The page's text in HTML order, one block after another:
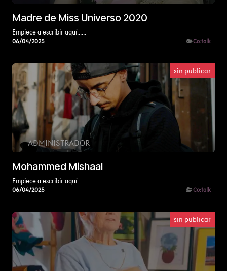
Madre de Miss Universo 2020
Empiece a escribir aquí......
06/04/2025 Co:talk
ADMINISTRADOR
Mohammed Mishaal
Empiece a escribir aquí......
06/04/2025 Co:talk
sin publicar
sin publicar